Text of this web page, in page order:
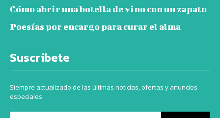
Cómo abrir una botella de vino con un zapato
Poesías por encargo para curar el alma
Suscríbete
Siempre actualizado de las últimas noticias, ofertas y anuncios
especiales.